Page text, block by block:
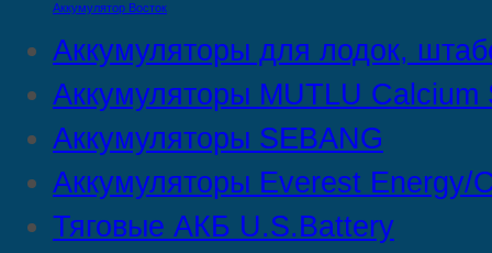
Аккумулятор Восток
Аккумуляторы для лодок,
Аккумуляторы MUTLU Calcium
Аккумуляторы SEBANG
Аккумуляторы Everest Energy/
Тяговые АКБ U.S.Battery